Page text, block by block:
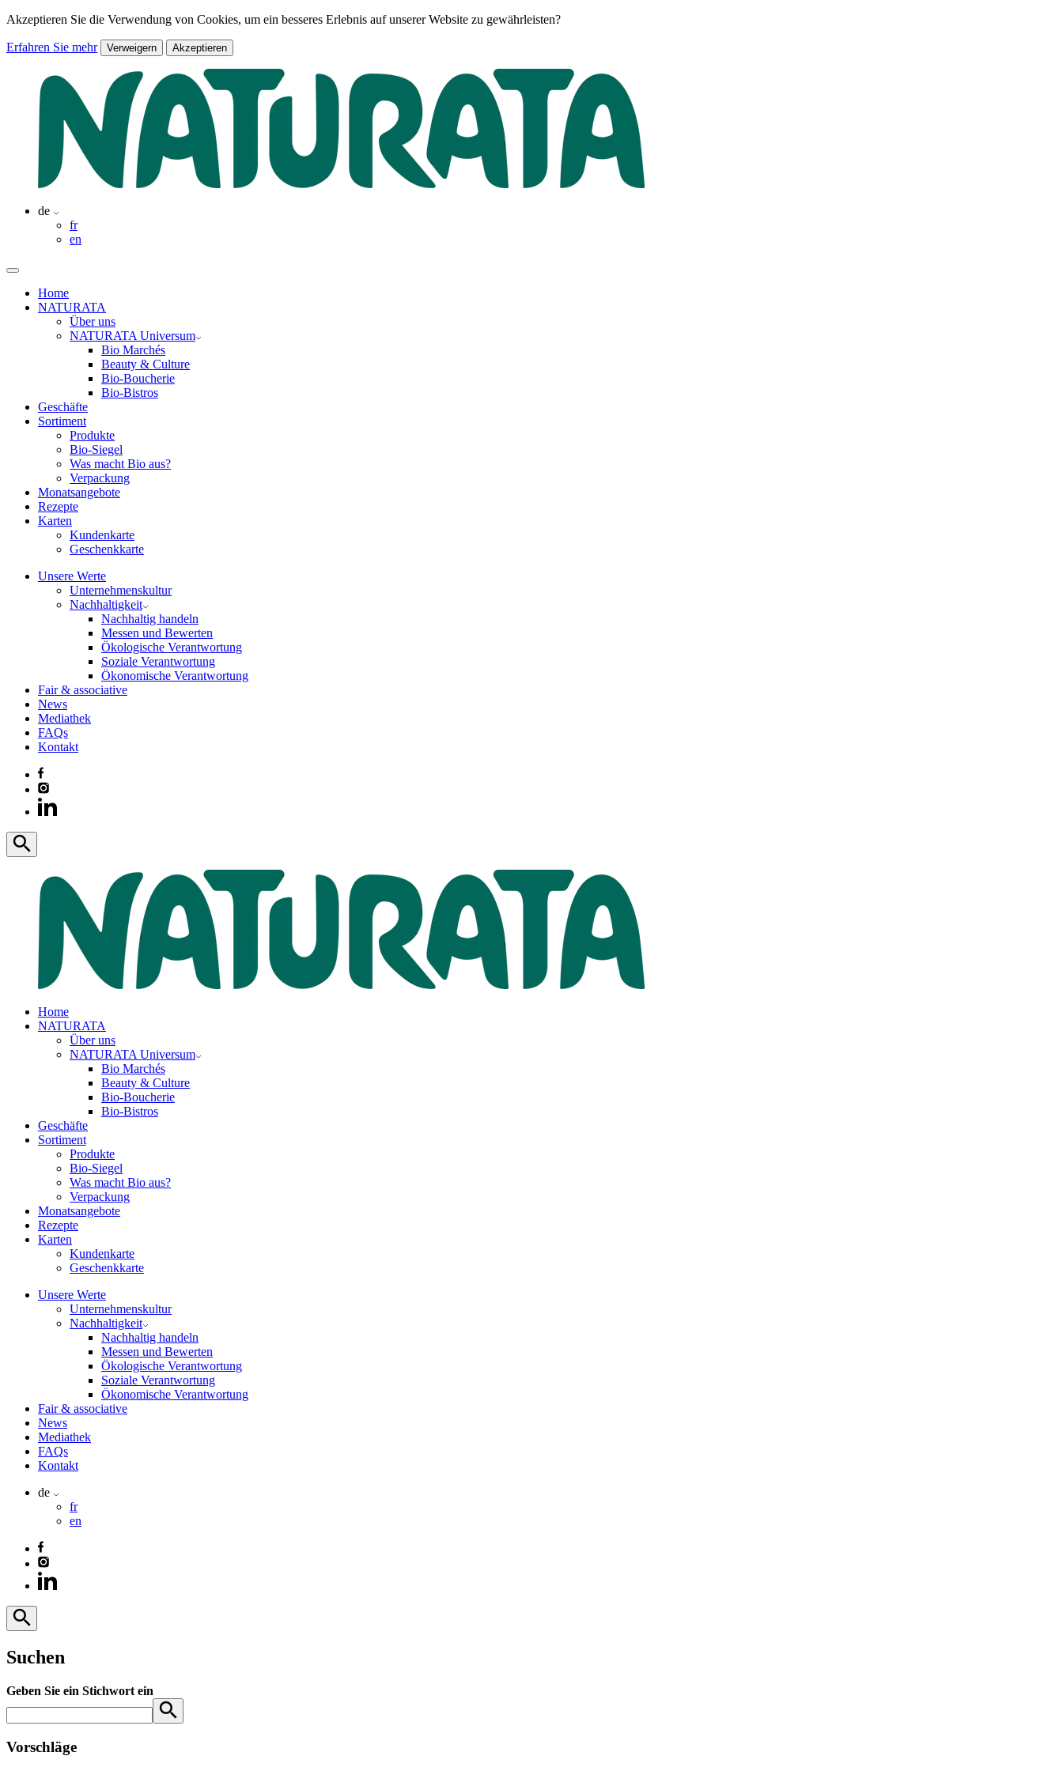
Akzeptieren Sie die Verwendung von Cookies, um ein besseres Erlebnis auf unserer Website zu gewährleisten?
Erfahren Sie mehr Verweigern Akzeptieren
de
fr
en
Home
NATURATA
Über uns
NATURATA Universum
Bio Marchés
Beauty & Culture
Bio-Boucherie
Bio-Bistros
Geschäfte
Sortiment
Produkte
Bio-Siegel
Was macht Bio aus?
Verpackung
Monatsangebote
Rezepte
Karten
Kundenkarte
Geschenkkarte
Unsere Werte
Unternehmenskultur
Nachhaltigkeit
Nachhaltig handeln
Messen und Bewerten
Ökologische Verantwortung
Soziale Verantwortung
Ökonomische Verantwortung
Fair & associative
News
Mediathek
FAQs
Kontakt
Home
NATURATA
Über uns
NATURATA Universum
Bio Marchés
Beauty & Culture
Bio-Boucherie
Bio-Bistros
Geschäfte
Sortiment
Produkte
Bio-Siegel
Was macht Bio aus?
Verpackung
Monatsangebote
Rezepte
Karten
Kundenkarte
Geschenkkarte
Unsere Werte
Unternehmenskultur
Nachhaltigkeit
Nachhaltig handeln
Messen und Bewerten
Ökologische Verantwortung
Soziale Verantwortung
Ökonomische Verantwortung
Fair & associative
News
Mediathek
FAQs
Kontakt
de
fr
en
Suchen
Geben Sie ein Stichwort ein
Vorschläge